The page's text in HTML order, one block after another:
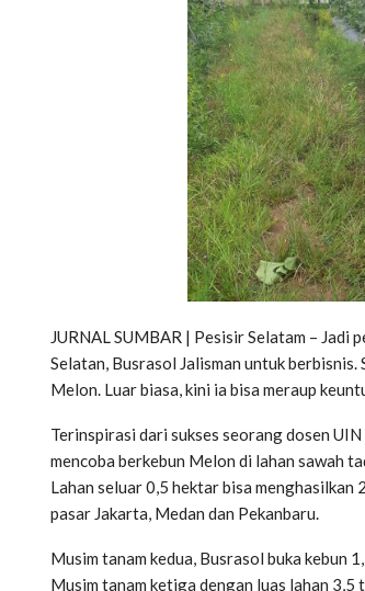
JURNAL SUMBAR | Pesisir Selatam –
Selatan, Busrasol Jalisman untuk berbisnis.
Melon. Luar biasa, kini ia bisa meraup
Terinspirasi dari sukses seorang dosen
mencoba berkebun Melon di lahan sawah
Lahan seluar 0,5 hektar bisa
pasar Jakarta, Medan dan Pekanbaru.
Musim tanam kedua, Busrasol buka kebun
Musim tanam ketiga dengan luas lahan